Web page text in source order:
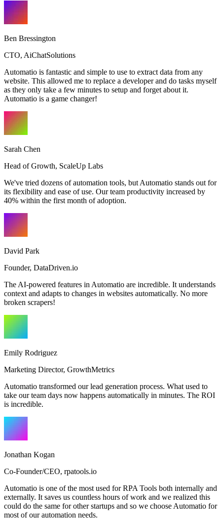
Ben Bressington
CTO, AiChatSolutions
Automatio is fantastic and simple to use to extract data from any
website. This allowed me to replace a developer and do tasks myself
as they only take a few minutes to setup and forget about it.
Automatio is a game changer!
Sarah Chen
Head of Growth, ScaleUp Labs
We've tried dozens of automation tools, but Automatio stands out for
its flexibility and ease of use. Our team productivity increased by
40% within the first month of adoption.
David Park
Founder, DataDriven.io
The AI-powered features in Automatio are incredible. It understands
context and adapts to changes in websites automatically. No more
broken scrapers!
Emily Rodriguez
Marketing Director, GrowthMetrics
Automatio transformed our lead generation process. What used to
take our team days now happens automatically in minutes. The ROI
is incredible.
Jonathan Kogan
Co-Founder/CEO, rpatools.io
Automatio is one of the most used for RPA Tools both internally and
externally. It saves us countless hours of work and we realized this
could do the same for other startups and so we choose Automatio for
most of our automation needs.